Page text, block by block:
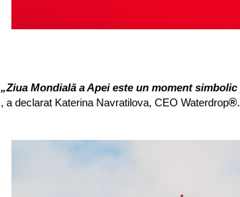
„Ziua Mondială a Apei este un moment
, a declarat Katerina Navratilova, CEO Waterdrop®.